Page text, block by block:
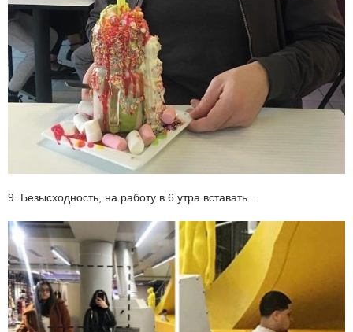
9. Безысходность, на работу в 6 утра вставать...